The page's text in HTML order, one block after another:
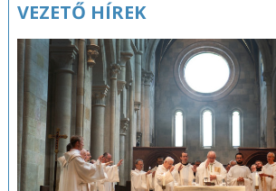
VEZETŐ HÍREK